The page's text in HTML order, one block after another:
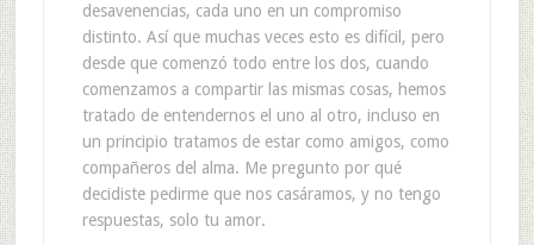
desavenencias, cada uno en un compromiso
distinto. Así que muchas veces esto es difícil, pero
desde que comenzó todo entre los dos, cuando
comenzamos a compartir las mismas cosas, hemos
tratado de entendernos el uno al otro, incluso en
un principio tratamos de estar como amigos, como
compañeros del alma. Me pregunto por qué
decidiste pedirme que nos casáramos, y no tengo
respuestas, solo tu amor.